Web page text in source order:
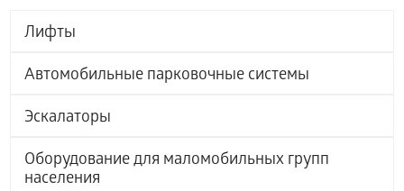
Лифты
Автомобильные парковочные системы
Эскалаторы
Оборудование для маломобильных групп
населения